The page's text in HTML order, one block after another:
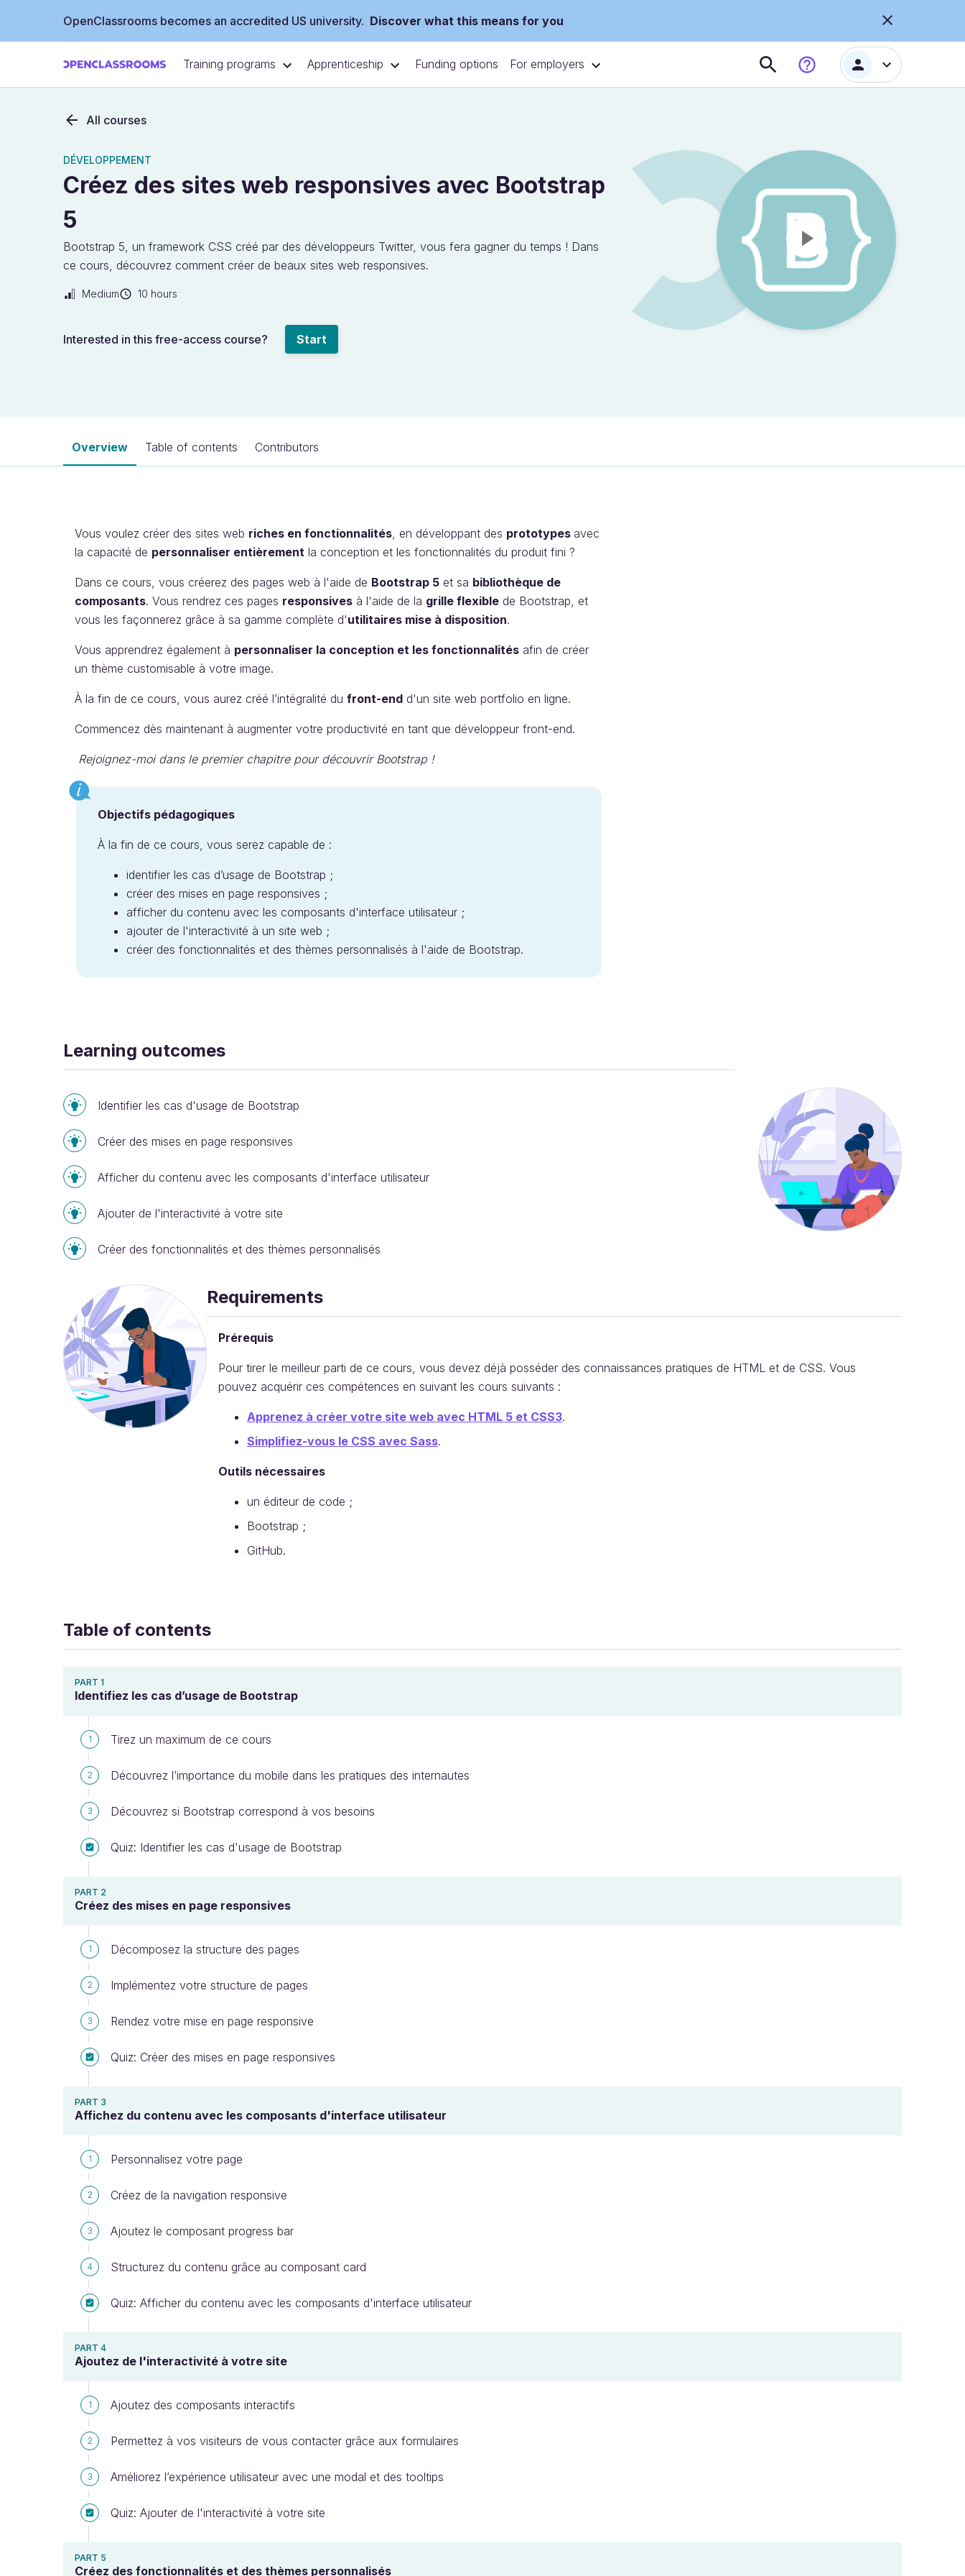
OpenClassrooms becomes an accredited US university. Discover what this means for you
Training programs Apprenticeship Funding options For employers
All courses
DÉVELOPPEMENT
Créez des sites web responsives avec Bootstrap
5
Bootstrap 5, un framework CSS créé par des développeurs Twitter, vous fera gagner du temps ! Dans
ce cours, découvrez comment créer de beaux sites web responsives.
Medium 10 hours
Interested in this free-access course? Start
Overview Table of contents Contributors
Vous voulez créer des sites web riches en fonctionnalités, en développant des prototypes avec
la capacité de personnaliser entièrement la conception et les fonctionnalités du produit fini ?
Dans ce cours, vous créerez des pages web à l'aide de Bootstrap 5 et sa bibliothèque de
composants. Vous rendrez ces pages responsives à l'aide de la grille flexible de Bootstrap, et
vous les façonnerez grâce à sa gamme complète d'utilitaires mise à disposition.
Vous apprendrez également à personnaliser la conception et les fonctionnalités afin de créer
un thème customisable à votre image.
À la fin de ce cours, vous aurez créé l’intégralité du front-end d'un site web portfolio en ligne.
Commencez dès maintenant à augmenter votre productivité en tant que développeur front-end.
Rejoignez-moi dans le premier chapitre pour découvrir Bootstrap !
Objectifs pédagogiques
À la fin de ce cours, vous serez capable de :
identifier les cas d’usage de Bootstrap ;
créer des mises en page responsives ;
afficher du contenu avec les composants d'interface utilisateur ;
ajouter de l'interactivité à un site web ;
créer des fonctionnalités et des thèmes personnalisés à l'aide de Bootstrap.
Learning outcomes
Identifier les cas d'usage de Bootstrap
Créer des mises en page responsives
Afficher du contenu avec les composants d'interface utilisateur
Ajouter de l'interactivité à votre site
Créer des fonctionnalités et des thèmes personnalisés
Requirements
Prérequis
Pour tirer le meilleur parti de ce cours, vous devez déjà posséder des connaissances pratiques de HTML et de CSS. Vous
pouvez acquérir ces compétences en suivant les cours suivants :
Apprenez à créer votre site web avec HTML 5 et CSS3.
Simplifiez-vous le CSS avec Sass.
Outils nécessaires
un éditeur de code ;
Bootstrap ;
GitHub.
Table of contents
PART 1
Identifiez les cas d’usage de Bootstrap
1 Tirez un maximum de ce cours
2 Découvrez l’importance du mobile dans les pratiques des internautes
3 Découvrez si Bootstrap correspond à vos besoins
Quiz: Identifier les cas d'usage de Bootstrap
PART 2
Créez des mises en page responsives
1 Décomposez la structure des pages
2 Implémentez votre structure de pages
3 Rendez votre mise en page responsive
Quiz: Créer des mises en page responsives
PART 3
Affichez du contenu avec les composants d'interface utilisateur
1 Personnalisez votre page
2 Créez de la navigation responsive
3 Ajoutez le composant progress bar
4 Structurez du contenu grâce au composant card
Quiz: Afficher du contenu avec les composants d'interface utilisateur
PART 4
Ajoutez de l'interactivité à votre site
1 Ajoutez des composants interactifs
2 Permettez à vos visiteurs de vous contacter grâce aux formulaires
3 Améliorez l’expérience utilisateur avec une modal et des tooltips
Quiz: Ajouter de l'interactivité à votre site
PART 5
Créez des fonctionnalités et des thèmes personnalisés